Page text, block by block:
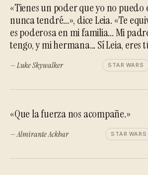
«Tienes un poder que yo no
nunca tendré...», dice Leia. «Te
es poderosa en mi familia... Mi
tengo, y mi hermana... Sí Leia, eres
— Luke Skywalker STAR WARS
«Que la fuerza nos acompañe.»
— Almirante Ackbar STAR WARS